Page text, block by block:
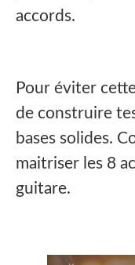
accords.
Pour éviter
de construire
bases solides.
maitriser les 8
guitare.